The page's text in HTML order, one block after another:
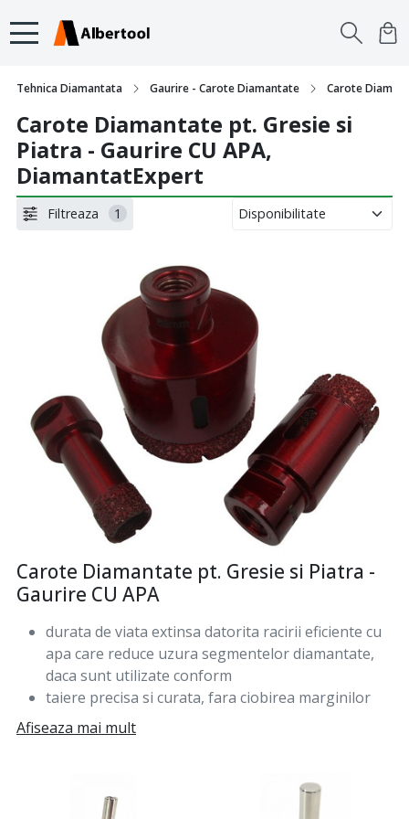
Tehnica Diamantata Gaurire - Carote Diamantate Carote
Carote Diamantate pt. Gresie si
Piatra - Gaurire CU APA,
DiamantatExpert
Filtreaza 1
Carote Diamantate pt. Gresie si Piatra -
Gaurire CU APA
durata de viata extinsa datorita racirii eficiente cu
apa care reduce uzura segmentelor diamantate,
daca sunt utilizate conform
taiere precisa si curata, fara ciobirea marginilor
materialului perforat
reducerea prafului si a reziduurilor, deoarece apa
versatilitate ridicata, fiind compatibile cu diferite
tipuri de masini de gaurit sau polizoare
Afiseaza mai mult